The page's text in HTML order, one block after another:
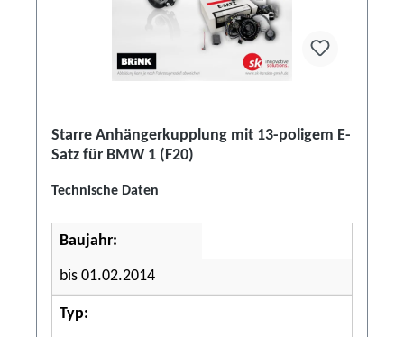
Starre Anhängerkupplung mit 13-poligem E-
Satz für BMW 1 (F20)
Technische Daten
Baujahr:
bis 01.02.2014
Typ: